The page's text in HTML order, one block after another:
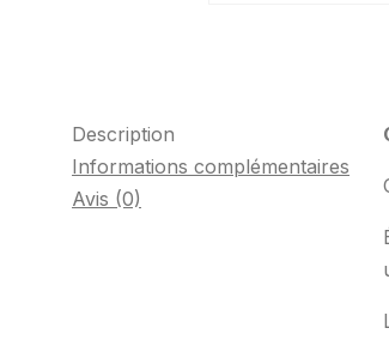
Description
Informations complémentaires
Avis (0)